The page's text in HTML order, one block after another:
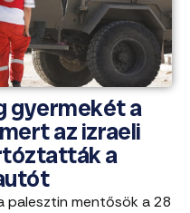
gyermekét a
az izraeli
a
palesztin mentősök a 28